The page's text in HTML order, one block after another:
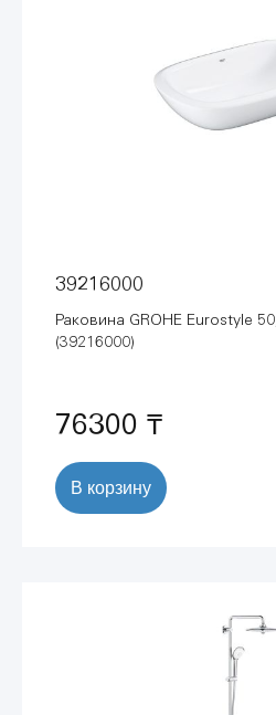
39216000
Раковина GROHE Eurostyle
(39216000)
76300 ₸
В корзину